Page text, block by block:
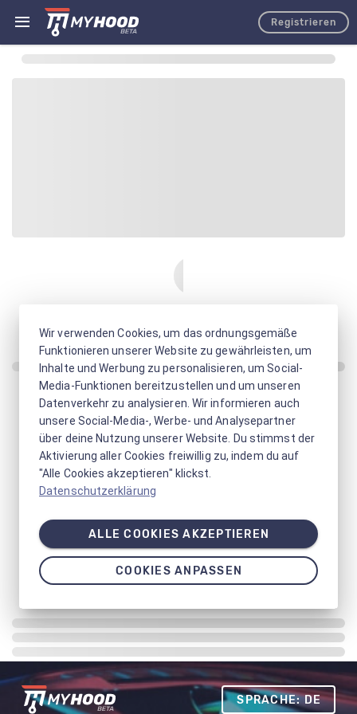
Registrieren
SPRACHE: DE
Wir verwenden Cookies, um das ordnungsgemäße
Funktionieren unserer Website zu gewährleisten, um
Inhalte und Werbung zu personalisieren, um Social-
Media-Funktionen bereitzustellen und um unseren
Datenverkehr zu analysieren. Wir informieren auch
unsere Social-Media-, Werbe- und Analysepartner
über deine Nutzung unserer Website. Du stimmst der
Aktivierung aller Cookies freiwillig zu, indem du auf
"Alle Cookies akzeptieren" klickst.
Datenschutzerklärung
ALLE COOKIES AKZEPTIEREN
COOKIES ANPASSEN